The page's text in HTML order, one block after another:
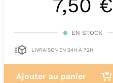
7,50 €
EN STOCK
LIVRAISON EN 24H À 72H
Ajouter au panier